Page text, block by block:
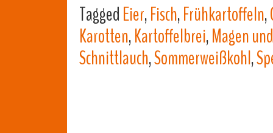
TaggedEier,Fisch,Frühkartoffeln,
Karotten,Kartoffelbrei,Magen
Schnittlauch,Sommerweißkohl,